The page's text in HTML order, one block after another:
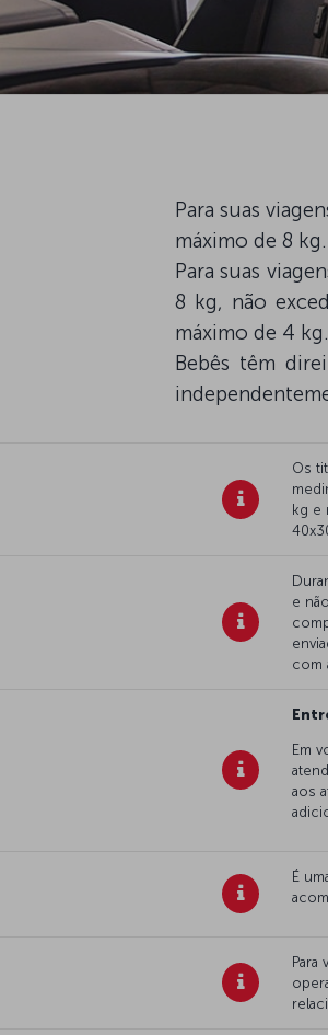
Para suas
máximo de 8
Para suas
8 kg, não
máximo de 4 kg.
Bebês têm
Os
kg e
e
com
Em
aos
É
Para